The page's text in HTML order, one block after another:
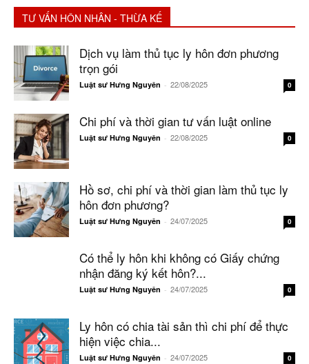
TƯ VẤN HÔN NHÂN - THỪA KẾ
Dịch vụ làm thủ tục ly hôn đơn phương
trọn gói
Luật sư Hưng Nguyên - 22/08/2025 0
Chi phí và thời gian tư vấn luật online
Luật sư Hưng Nguyên - 22/08/2025 0
Hồ sơ, chi phí và thời gian làm thủ tục ly
hôn đơn phương?
Luật sư Hưng Nguyên - 24/07/2025 0
Có thể ly hôn khi không có Giấy chứng
nhận đăng ký kết hôn?...
Luật sư Hưng Nguyên - 24/07/2025 0
Ly hôn có chia tài sản thì chi phí để thực
hiện việc chia...
Luật sư Hưng Nguyên - 24/07/2025 0